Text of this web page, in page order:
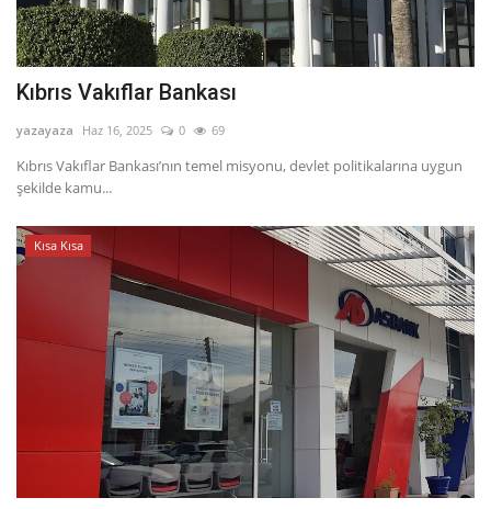
Kıbrıs Vakıflar Bankası
yazayaza Haz 16, 2025 0 69
Kıbrıs Vakıflar Bankası’nın temel misyonu, devlet politikalarına uygun
şekilde kamu...
Kısa Kısa